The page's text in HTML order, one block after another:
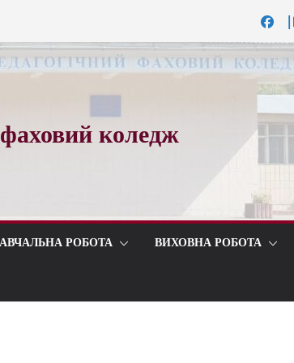
коледж
РОБОТА ВИХОВНА РОБОТА